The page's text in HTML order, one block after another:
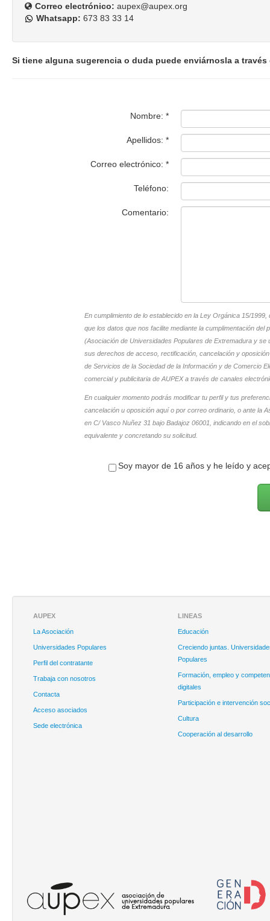
Correo electrónico: aupex@aupex.org
Whatsapp: 673 83 33 14
Si tiene alguna sugerencia o duda puede enviárnosla a
Nombre: *
Apellidos: *
Correo electrónico: *
Teléfono:
Comentario:
En cumplimiento de lo establecido en la Ley Orgánica 15/
que los datos que nos facilite mediante la cumplimentación
(Asociación de Universidades Populares de Extremadura y
sus derechos de acceso, rectificación, cancelación y
de Servicios de la Sociedad de la Información y de Comercio
comercial y publicitaria de AUPEX a través de canales
En cualquier momento podrás modificar tu perfil y tus
cancelación u oposición aquí o por correo ordinario, o ante la
en C/ Vasco Nuñez 31 bajo Badajoz 06001, indicando en el
equivalente y concretando su solicitud.
Soy mayor de 16 años y he leído y
AUPEX
La Asociación
Universidades Populares
Perfil del contratante
Trabaja con nosotros
Contacta
Acceso asociados
Sede electrónica
LINEAS
Educación
Creciendo juntas.
Populares
Formación, empleo y
digitales
Participación e intervención
Cultura
Cooperación al desarrollo